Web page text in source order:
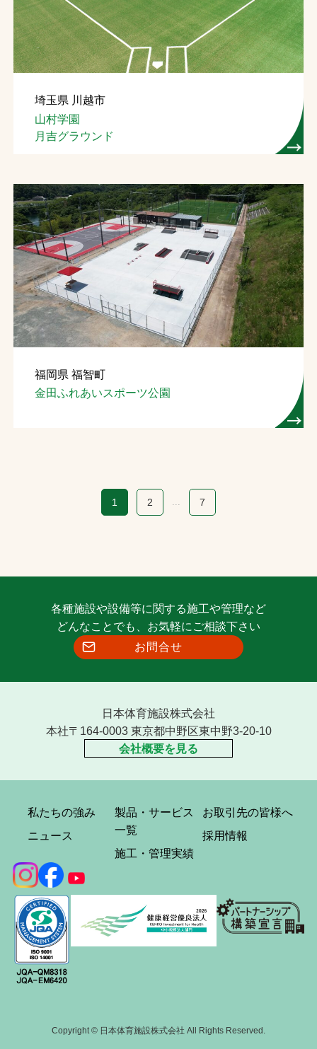
埼玉県 川越市
山村学園
月吉グラウンド
福岡県 福智町
金田ふれあいスポーツ公園
1 2 ... 7
各種施設や設備等に関する施工や管理など
どんなことでも、お気軽にご相談下さい
お問合せ
日本体育施設株式会社
本社〒164-0003 東京都中野区東中野3-20-10
会社概要を見る
私たちの強み
ニュース
製品・サービス
一覧
施工・管理実績
お取引先の皆様へ
採用情報
Copyright © 日本体育施設株式会社 All Rights Reserved.